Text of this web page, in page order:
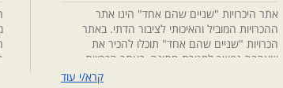
אתר היכרויות "שניים שהם אחד" הינו אתר
ההכרויות המוביל והאיכותי לציבור הדתי. באתר
הכרויות "שניים שהם אחד" תוכלו להכיר את
שאהבה נפשך למטרת חתונה, באתר הכרויות
"שניים שהם אחד" הושקעו מחשבה ומאמציםקרא/י עוד